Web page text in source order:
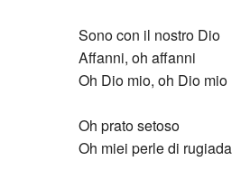
Sono con il nostro Dio
Affanni, oh affanni
Oh Dio mio, oh Dio mio
Oh prato setoso
Oh miei perle di rugiada